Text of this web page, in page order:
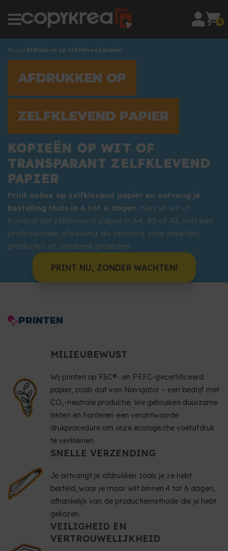
0
Thuis Afdrukken op zelfklevend papier
AFDRUKKEN OP
ZELFKLEVEND PAPIER
KOPIEËN OP WIT OF
TRANSPARANT ZELFKLEVEND
PAPIER
Print online op zelfklevend papier en ontvang je
bestelling thuis in 4 tot 6 dagen. Kies uit wit of
transparant zelfklevend papier in A4, A5 of A3, met een
professionele afwerking die ideaal is voor etiketten,
producten of creatieve projecten.
PRINT NU, ZONDER WACHTEN!
PRINTEN
MILIEUBEWUST
Wij printen op FSC®- en PEFC-gecertificeerd
papier, zoals dat van Navigator – een bedrijf met
CO₂-neutrale productie. We gebruiken duurzame
inkten en hanteren een verantwoorde
drukprocedure om onze ecologische voetafdruk
te verkleinen.
SNELLE VERZENDING
Je ontvangt je afdrukken zoals je ze hebt
besteld, waar je maar wilt binnen 4 tot 6 dagen,
afhankelijk van de productiemethode die je hebt
gekozen.
VEILIGHEID EN
VERTROUWELIJKHEID